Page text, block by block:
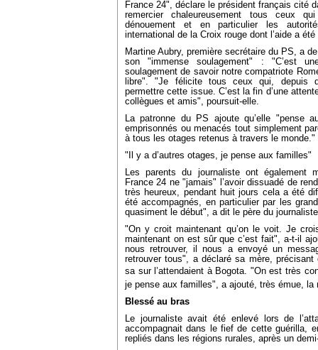
France 24", déclare le président français cité
remercier chaleureusement tous ceux
dénouement et en particulier les
international de la Croix rouge dont l’aide a
Martine Aubry, première secrétaire du PS, a
son "immense soulagement" : "C’est
soulagement de savoir notre compatriote
libre". "Je félicite tous ceux qui, depuis
permettre cette issue. C’est la fin d’une
collègues et amis", poursuit-elle.
La patronne du PS ajoute qu’elle "pense
emprisonnés ou menacés tout simplement
à tous les otages retenus à travers le monde."
"Il y a d’autres otages, je pense aux familles"
Les parents du journaliste ont également
France 24 ne "jamais" l’avoir dissuadé de
très heureux, pendant huit jours cela a été
été accompagnés, en particulier par les
quasiment le début", a dit le père du
"On y croit maintenant qu’on le voit. Je
maintenant on est sûr que c’est fait", a-t-il
nous retrouver, il nous a envoyé un
retrouver tous", a déclaré sa mère, précisant
sa sur l’attendaient à Bogota. "On est très
je pense aux familles", a ajouté, très émue, la
Blessé au bras
Le journaliste avait été enlevé lors de
accompagnait dans le fief de cette guérilla,
repliés dans les régions rurales, après un